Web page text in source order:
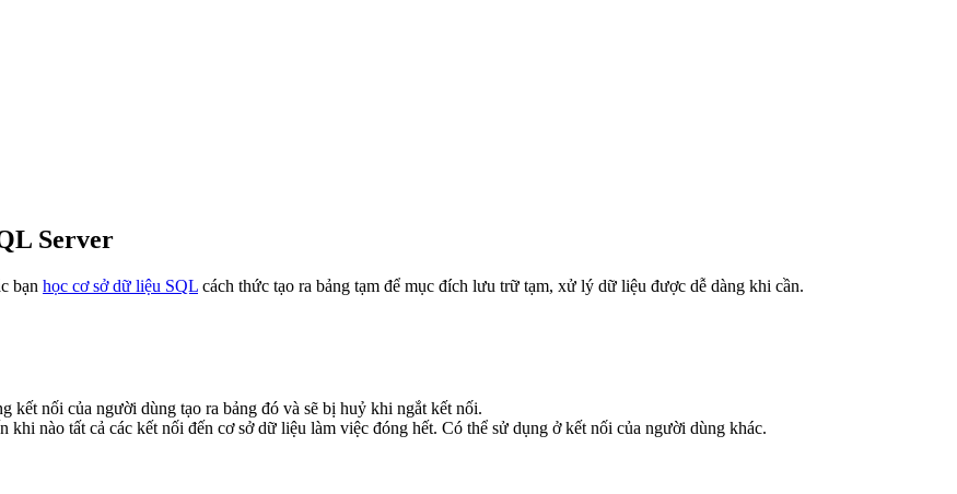
Server
bạn học cơ sở dữ liệu SQL cách thức tạo ra bảng tạm để mục đích lưu trữ tạm, xử lý dữ liệu được dễ dàng khi cần.
kết nối của người dùng tạo ra bảng đó và sẽ bị huỷ khi ngắt kết nối.
khi nào tất cả các kết nối đến cơ sở dữ liệu làm việc đóng hết. Có thể sử dụng ở kết nối của người dùng khác.